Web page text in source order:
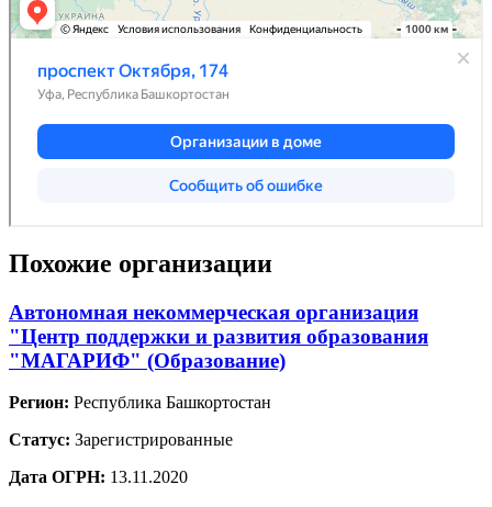
Похожие организации
Автономная некоммерческая организация
"Центр поддержки и развития образования
"МАГАРИФ" (Образование)
Регион: Республика Башкортостан
Статус: Зарегистрированные
Дата ОГРН: 13.11.2020